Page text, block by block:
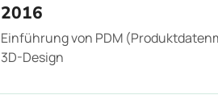
2016
Einführung von PDM
3D-Design